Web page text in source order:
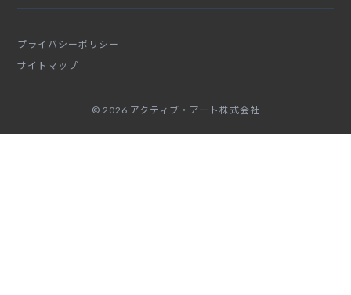
プライバシーポリシー
サイトマップ
© 2026 アクティブ・アート株式会社